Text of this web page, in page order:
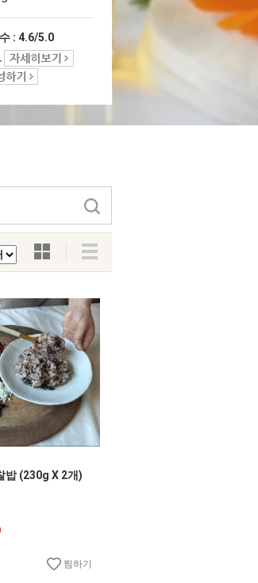
: 4.6/5.0
밥 (230g X 2개)
찜하기